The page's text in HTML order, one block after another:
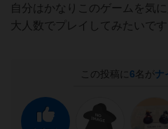
自分はかなりこのゲームを気
大人数でプレイしてみたいです
この投稿に 6名がナ